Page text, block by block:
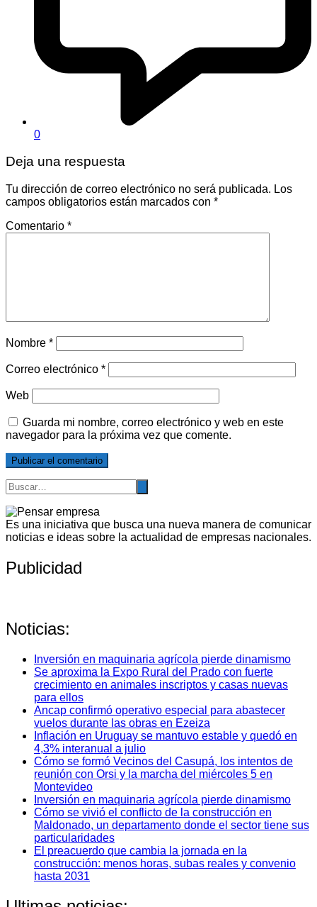
0
Deja una respuesta
Tu dirección de correo electrónico no será publicada. Los
campos obligatorios están marcados con *
Comentario *
Nombre *
Correo electrónico *
Web
Guarda mi nombre, correo electrónico y web en este
navegador para la próxima vez que comente.
Es una iniciativa que busca una nueva manera de comunicar
noticias e ideas sobre la actualidad de empresas nacionales.
Publicidad
Noticias:
Inversión en maquinaria agrícola pierde dinamismo
Se aproxima la Expo Rural del Prado con fuerte
crecimiento en animales inscriptos y casas nuevas
para ellos
Ancap confirmó operativo especial para abastecer
vuelos durante las obras en Ezeiza
Inflación en Uruguay se mantuvo estable y quedó en
4,3% interanual a julio
Cómo se formó Vecinos del Casupá, los intentos de
reunión con Orsi y la marcha del miércoles 5 en
Montevideo
Inversión en maquinaria agrícola pierde dinamismo
Cómo se vivió el conflicto de la construcción en
Maldonado, un departamento donde el sector tiene sus
particularidades
El preacuerdo que cambia la jornada en la
construcción: menos horas, subas reales y convenio
hasta 2031